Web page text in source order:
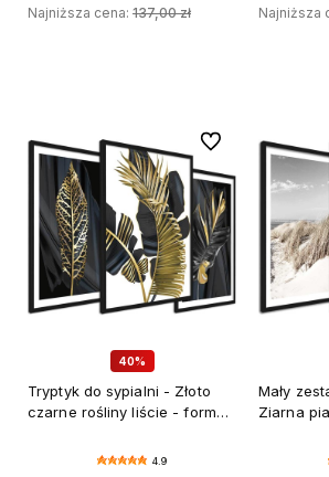
Najniższa cena: 137,00 zł
Najniższa
40%
Tryptyk do sypialni - Złoto
czarne rośliny liście - format
4.9
Do ulubionych
Mały
Ziarna